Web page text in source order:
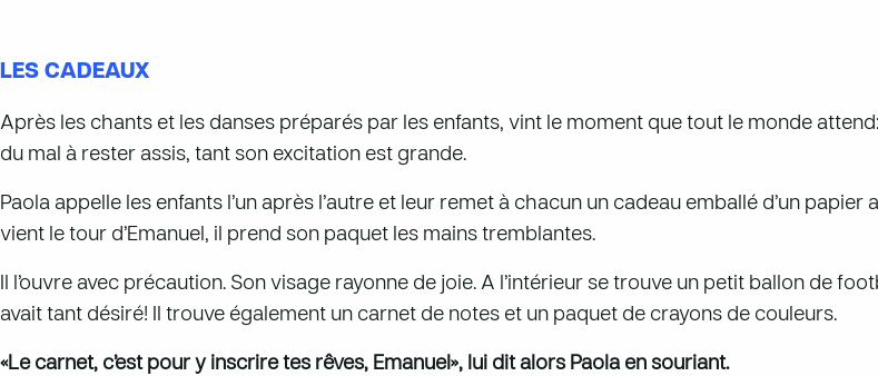
LES CADEAUX
Après les chants et les danses préparés par les enfants, vint le moment que tout le monde
du mal à rester assis, tant son excitation est grande.
Paola appelle les enfants l’un après l’autre et leur remet à chacun un cadeau emballé d’un papier
vient le tour d’Emanuel, il prend son paquet les mains tremblantes.
Il l’ouvre avec précaution. Son visage rayonne de joie. A l’intérieur se trouve un petit ballon de
avait tant désiré! Il trouve également un carnet de notes et un paquet de crayons de couleurs.
«Le carnet, c’est pour y inscrire tes rêves, Emanuel», lui dit alors Paola en souriant.